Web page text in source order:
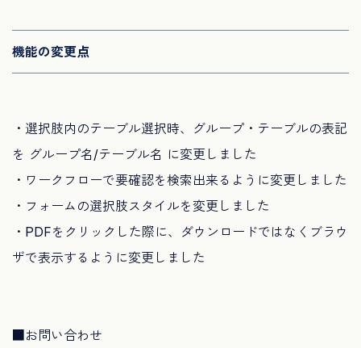
機能の変更点
・選択肢内のテーブル選択時、グループ・テーブルの表記
を グループ名/テーブル名 に変更しました
・ワークフローで要確認を検索出来るように変更しました
・フォームの選択肢スタイルを変更しました
・PDFをクリックした際に、ダウンロードではなくブラウ
ザで表示するように変更しました
■お問い合わせ